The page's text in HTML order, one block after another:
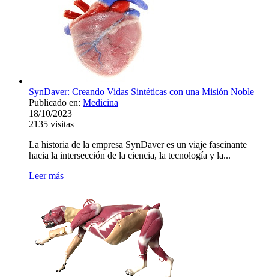
SynDaver: Creando Vidas Sintéticas con una Misión Noble
Publicado en: Medicina
18/10/2023
2135 visitas
La historia de la empresa SynDaver es un viaje fascinante
hacia la intersección de la ciencia, la tecnología y la...
Leer más